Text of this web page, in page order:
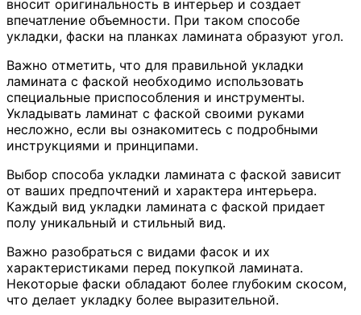
вносит оригинальность в интерьер и создает
впечатление объемности. При таком способе
укладки, фаски на планках ламината образуют угол.
Важно отметить, что для правильной укладки
ламината с фаской необходимо использовать
специальные приспособления и инструменты.
Укладывать ламинат с фаской своими руками
несложно, если вы ознакомитесь с подробными
инструкциями и принципами.
Выбор способа укладки ламината с фаской зависит
от ваших предпочтений и характера интерьера.
Каждый вид укладки ламината с фаской придает
полу уникальный и стильный вид.
Важно разобраться с видами фасок и их
характеристиками перед покупкой ламината.
Некоторые фаски обладают более глубоким скосом,
что делает укладку более выразительной.